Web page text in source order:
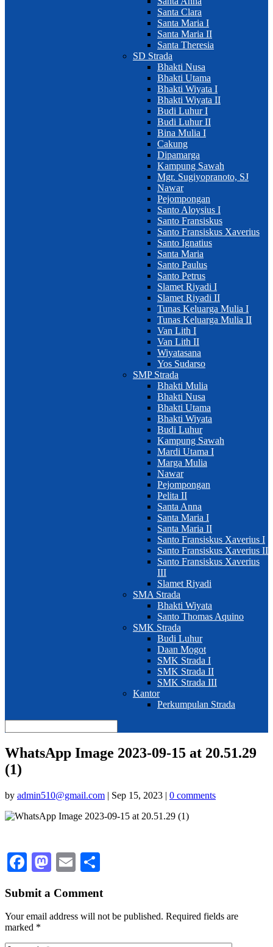
Santa Clara
Santa Maria I
Santa Maria II
Santa Theresia
SD Strada
Bhakti Nusa
Bhakti Utama
Bhakti Wiyata I
Bhakti Wiyata II
Budi Luhur I
Budi Luhur II
Bina Mulia I
Cakung
Dipamarga
Kampung Sawah
Mgr. Sugiyopranoto, SJ
Nawar
Pejompongan
Santo Aloysius I
Santo Fransiskus
Santo Fransiskus Xaverius
Santo Ignatius
Santa Maria
Santo Paulus
Santo Petrus
Slamet Riyadi I
Slamet Riyadi II
Tunas Keluarga Mulia I
Tunas Keluarga Mulia II
Van Lith I
Van Lith II
Wiyatasana
Yos Sudarso
SMP Strada
Bhakti Mulia
Bhakti Nusa
Bhakti Utama
Bhakti Wiyata
Budi Luhur
Kampung Sawah
Mardi Utama I
Marga Mulia
Nawar
Pejompongan
Pelita II
Santa Anna
Santa Maria I
Santa Maria II
Santo Fransiskus Xaverius I
Santo Fransiskus Xaverius II
Santo Fransiskus Xaverius
III
Slamet Riyadi
SMA Strada
Bhakti Wiyata
Santo Thomas Aquino
SMK Strada
Budi Luhur
Daan Mogot
SMK Strada I
SMK Strada II
SMK Strada III
Kantor
Perkumpulan Strada
WhatsApp Image 2023-09-15 at 20.51.29
(1)
by admin510@gmail.com | Sep 15, 2023 | 0 comments
Facebook
Mastodon
Email
Submit a Comment
Your email address will not be published. Required fields are
marked *